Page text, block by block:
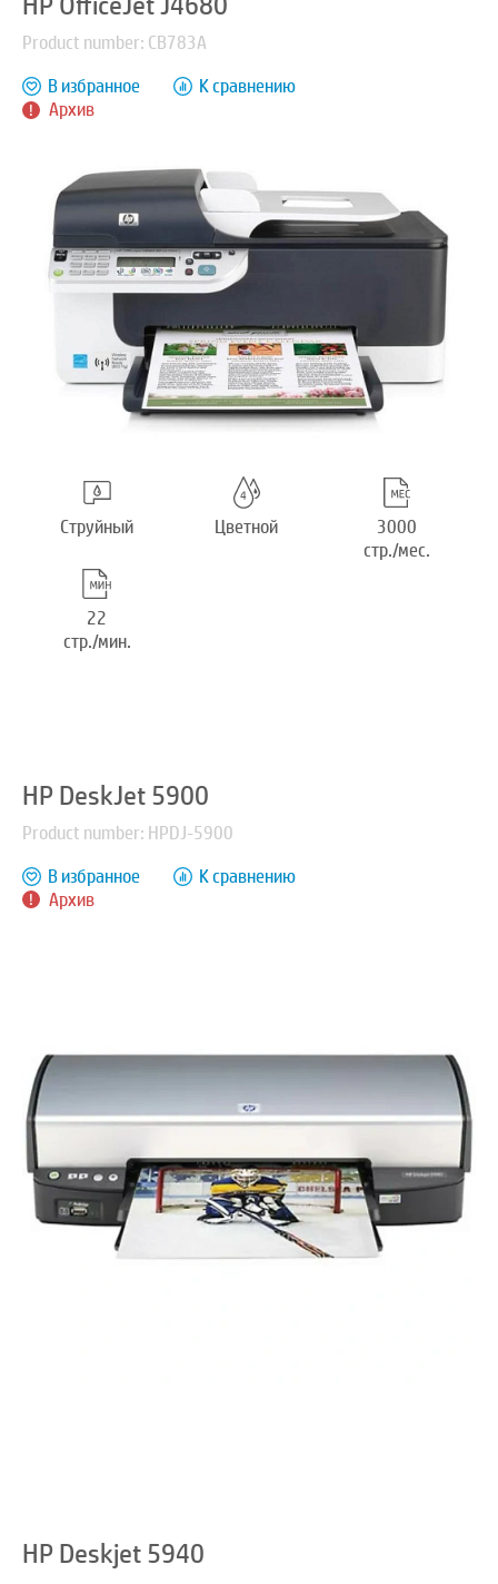
Product number: CB783A
Архив
В избранное К сравнению
Струйный Цветной
3000
стр./мес.
22
стр./мин.
HP DeskJet 5900
Product number: HPDJ-5900
Архив
В избранное К сравнению
HP Deskjet 5940